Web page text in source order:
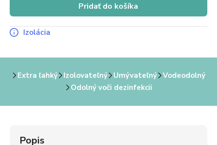
Pridať do košíka
Izolácia
Extra ľahký Izolovateľný Umývateľný
Vodeodolný
Odolný voči dezinfekcii
Popis